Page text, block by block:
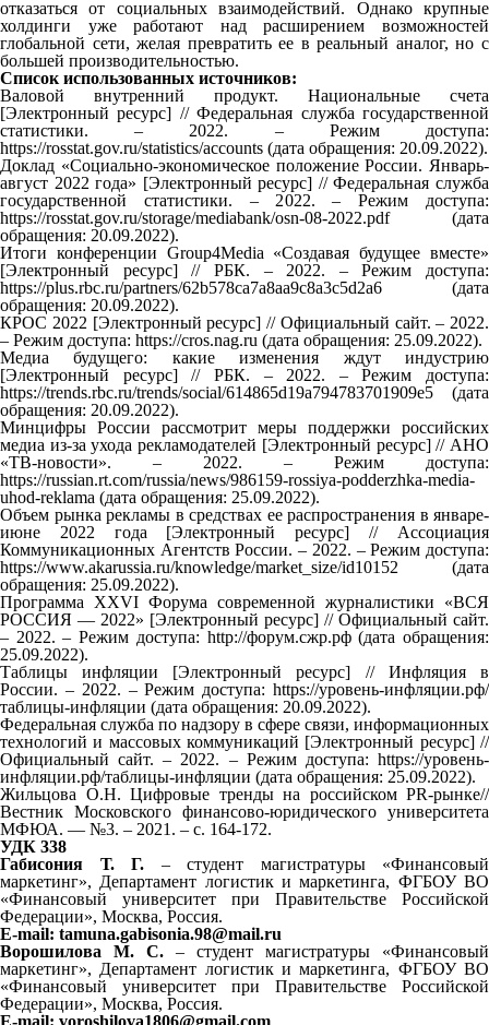
отказаться от социальных взаимодействий. Однако крупные
холдинги уже работают над расширением возможностей
глобальной сети, желая превратить ее в реальный аналог, но с
большей производительностью.
Список использованных источников:
Валовой внутренний продукт. Национальные счета
[Электронный ресурс] // Федеральная служба государственной
статистики. – 2022. – Режим доступа:
https://rosstat.gov.ru/statistics/accounts (дата обращения: 20.09.2022).
Доклад «Социально-экономическое положение России. Январь-
август 2022 года» [Электронный ресурс] // Федеральная служба
государственной статистики. – 2022. – Режим доступа:
https://rosstat.gov.ru/storage/mediabank/osn-08-2022.pdf (дата
обращения: 20.09.2022).
Итоги конференции Group4Media «Создавая будущее вместе»
[Электронный ресурс] // РБК. – 2022. – Режим доступа:
https://plus.rbc.ru/partners/62b578ca7a8aa9c8a3c5d2a6 (дата
обращения: 20.09.2022).
КРОС 2022 [Электронный ресурс] // Официальный сайт. – 2022.
– Режим доступа: https://cros.nag.ru (дата обращения: 25.09.2022).
Медиа будущего: какие изменения ждут индустрию
[Электронный ресурс] // РБК. – 2022. – Режим доступа:
https://trends.rbc.ru/trends/social/614865d19a794783701909e5 (дата
обращения: 20.09.2022).
Минцифры России рассмотрит меры поддержки российских
медиа из-за ухода рекламодателей [Электронный ресурс] // АНО
«ТВ-новости». – 2022. – Режим доступа:
https://russian.rt.com/russia/news/986159-rossiya-podderzhka-media-
uhod-reklama (дата обращения: 25.09.2022).
Объем рынка рекламы в средствах ее распространения в январе-
июне 2022 года [Электронный ресурс] // Ассоциация
Коммуникационных Агентств России. – 2022. – Режим доступа:
https://www.akarussia.ru/knowledge/market_size/id10152 (дата
обращения: 25.09.2022).
Программа XXVI Форума современной журналистики «ВСЯ
РОССИЯ — 2022» [Электронный ресурс] // Официальный сайт.
– 2022. – Режим доступа: http://форум.сжр.рф (дата обращения:
25.09.2022).
Таблицы инфляции [Электронный ресурс] // Инфляция в
России. – 2022. – Режим доступа: https://уровень-инфляции.рф/
таблицы-инфляции (дата обращения: 20.09.2022).
Федеральная служба по надзору в сфере связи, информационных
технологий и массовых коммуникаций [Электронный ресурс] //
Официальный сайт. – 2022. – Режим доступа: https://уровень-
инфляции.рф/таблицы-инфляции (дата обращения: 25.09.2022).
Жильцова О.Н. Цифровые тренды на российском PR-рынке//
Вестник Московского финансово-юридического университета
МФЮА. — №3. – 2021. – с. 164-172.
УДК 338
Габисония Т. Г. – студент магистратуры «Финансовый
маркетинг», Департамент логистик и маркетинга, ФГБОУ ВО
«Финансовый университет при Правительстве Российской
Федерации», Москва, Россия.
E-mail: tamuna.gabisonia.98@mail.ru
Ворошилова М. С. – студент магистратуры «Финансовый
маркетинг», Департамент логистик и маркетинга, ФГБОУ ВО
«Финансовый университет при Правительстве Российской
Федерации», Москва, Россия.
E-mail: voroshilova1806@gmail.com